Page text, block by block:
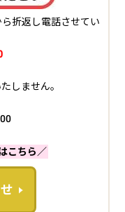
折返し電話させてい
しません。
こちら／